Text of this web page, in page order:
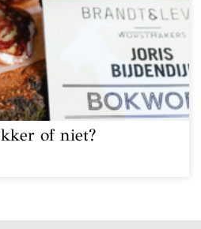
of niet?